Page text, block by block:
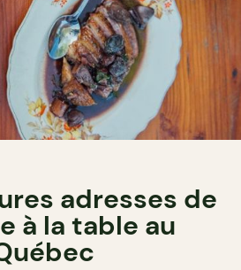
adresses de
à la table au